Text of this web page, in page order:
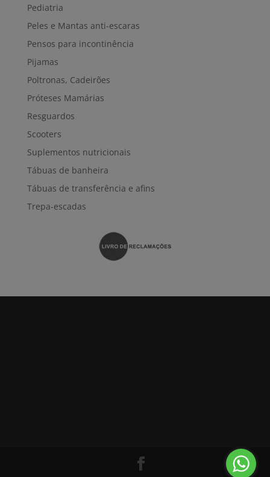
Pediatria
Peles e Mantas anti-escaras
Pensos para incontinência
Pijamas
Poltronas, Cadeirões
Próteses Mamárias
Resguardos
Scooters
Suplementos nutricionais
Tábuas de banheira
Tábuas de transferência e afins
Trepa-escadas